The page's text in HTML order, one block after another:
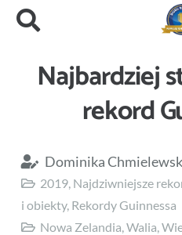
Najbardziej
rekord
Dominika
2019, Najdziwniejsze
i obiekty, Rekordy Guinnessa
Nowa Zelandia,Walia,